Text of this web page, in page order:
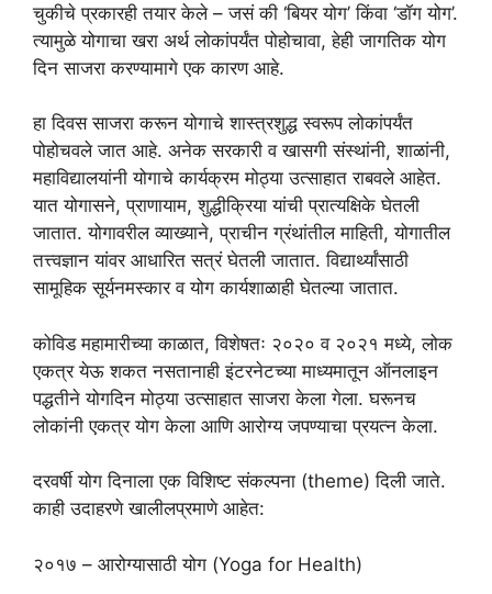
चुकीचे प्रकारही तयार केले – जसं की ‘बियर योग’ किंवा ‘डॉग योग’.
त्यामुळे योगाचा खरा अर्थ लोकांपर्यंत पोहोचावा, हेही जागतिक योग
दिन साजरा करण्यामागे एक कारण आहे.
हा दिवस साजरा करून योगाचे शास्त्रशुद्ध स्वरूप लोकांपर्यंत
पोहोचवले जात आहे. अनेक सरकारी व खासगी संस्थांनी, शाळांनी,
महाविद्यालयांनी योगाचे कार्यक्रम मोठ्या उत्साहात राबवले आहेत.
यात योगासने, प्राणायाम, शुद्धीक्रिया यांची प्रात्यक्षिके घेतली
जातात. योगावरील व्याख्याने, प्राचीन ग्रंथांतील माहिती, योगातील
तत्त्वज्ञान यांवर आधारित सत्रं घेतली जातात. विद्यार्थ्यांसाठी
सामूहिक सूर्यनमस्कार व योग कार्यशाळाही घेतल्या जातात.
कोविड महामारीच्या काळात, विशेषतः २०२० व २०२१ मध्ये, लोक
एकत्र येऊ शकत नसतानाही इंटरनेटच्या माध्यमातून ऑनलाइन
पद्धतीने योगदिन मोठ्या उत्साहात साजरा केला गेला. घरूनच
लोकांनी एकत्र योग केला आणि आरोग्य जपण्याचा प्रयत्न केला.
दरवर्षी योग दिनाला एक विशिष्ट संकल्पना (theme) दिली जाते.
काही उदाहरणे खालीलप्रमाणे आहेत:
२०१७ – आरोग्यासाठी योग (Yoga for Health)